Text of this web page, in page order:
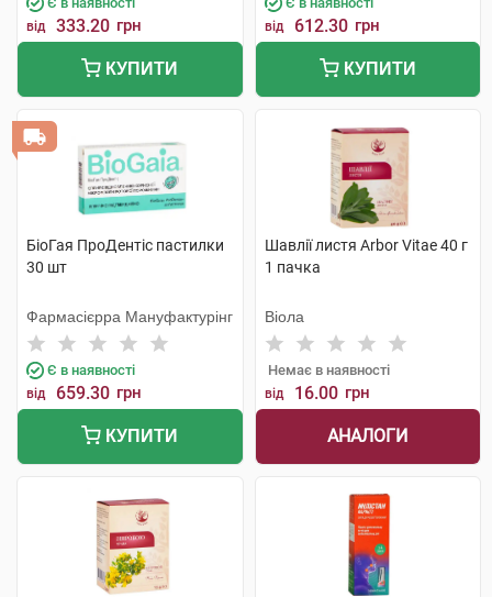
від 333.20 грн
КУПИТИ
від 612.30 грн
КУПИТИ
БіоГая ПроДентіс пастилки
30 шт
Фармасієрра Мануфактурінг
Є в наявності
від 659.30 грн
КУПИТИ
Шавлії листя Arbor Vitae 40 г
1 пачка
Віола
Немає в наявності
від 16.00 грн
АНАЛОГИ